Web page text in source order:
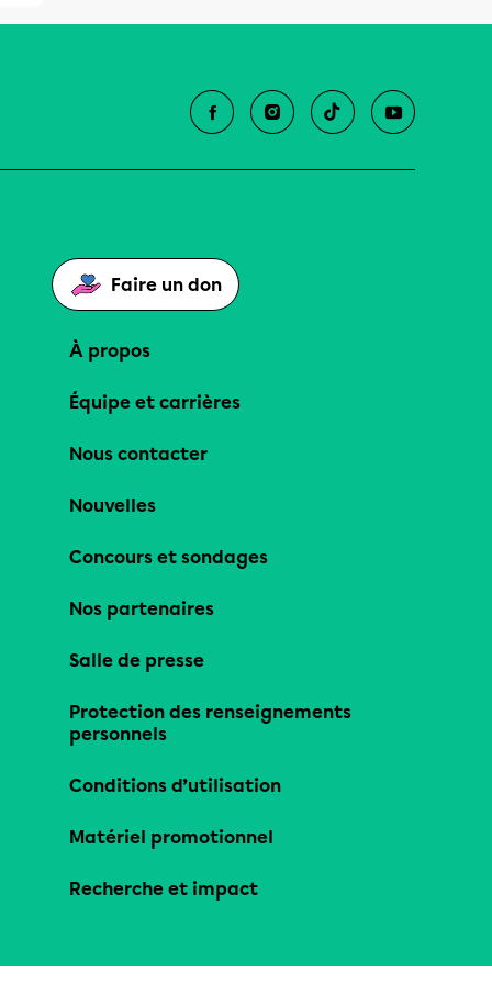
Faire un don
À propos
Équipe et carrières
Nous contacter
Nouvelles
Concours et sondages
Nos partenaires
Salle de presse
Protection des renseignements
personnels
Conditions d’utilisation
Matériel promotionnel
Recherche et impact